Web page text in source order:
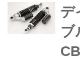
デ
ブ